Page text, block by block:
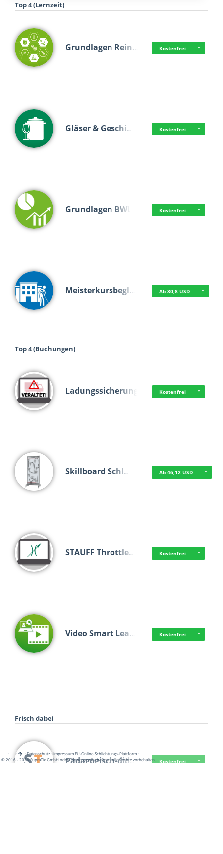
Top 4 (Lernzeit)
Grundlagen Rein… Kostenfrei
Gläser & Geschi… Kostenfrei
Grundlagen BWL Kostenfrei
Meisterkursbegl… Ab 80,8 USD
Top 4 (Buchungen)
Ladungssicherung Kostenfrei
Skillboard Schl… Ab 46,12 USD
STAUFF Throttle… Kostenfrei
Video Smart Lea… Kostenfrei
Frisch dabei
Pädagogisch-did… Kostenfrei
· · ·Datenschutz·Impressum EU-Online-Schlichtungs-Plattform·
© 2016 - 2026 SupraTix GmbH oder Partnergesellschaften - Alle Rechte vorbehalten.